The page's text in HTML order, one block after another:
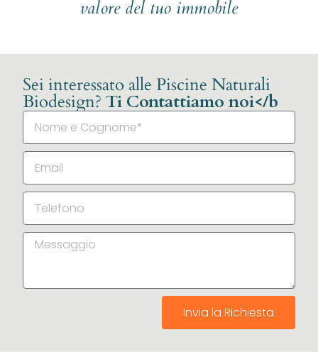
valore del tuo immobile
Sei interessato alle Piscine Naturali
Biodesign? Ti Contattiamo noi</b
Invia la Richiesta